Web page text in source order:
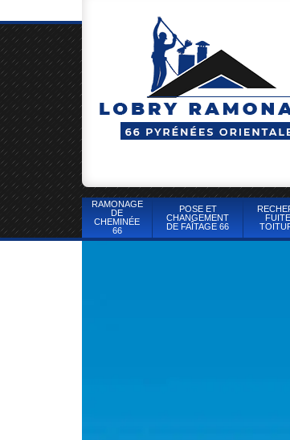
RAMONAGE
DE
CHEMINÉE
66
POSE ET
CHANGEMENT
DE FAÎTAGE 66